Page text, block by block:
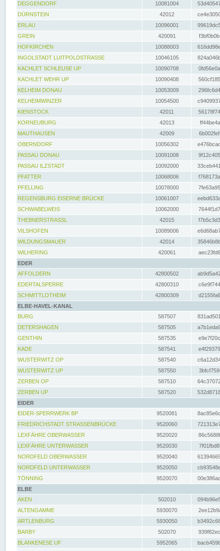
DEGGENDORF
10081004
DÜRNSTEIN
42012
ERLAU
10096001
GREIN
420091
HOFKIRCHEN
10088003
INGOLSTADT LUITPOLDSTRASSE
10046105
KACHLET SCHLEUSE UP
10090708
KACHLET WEHR UP
10090408
KELHEIM DONAU
10053009
KELHEIMWINZER
10054500
KIENSTOCK
42011
KORNEUBURG
42013
MAUTHAUSEN
42009
OBERNDORF
10056302
PASSAU DONAU
10091008
PASSAU ILZSTADT
10092000
PFATTER
10068006
PFELLING
10078000
REGENSBURG EISERNE BRÜCKE
10061007
SCHWABELWEIS
10062000
THEBNERSTRASSL
42015
VILSHOFEN
10089006
WILDUNGSMAUER
42014
WILHERING
420061
EDER
AFFOLDERN
42800502
EDERTALSPERRE
42800310
SCHMITTLOTHEIM
42800309
ELBE-HAVEL-KANAL
BURG
587507
DETERSHAGEN
587505
GENTHIN
587535
KADE
587541
WUSTERWITZ OP
587540
WUSTERWITZ UP
587550
ZERBEN OP
587510
ZERBEN UP
587520
EIDER
EIDER-SPERRWERK BP
9520081
FRIEDRICHSTADT STRASSENBRÜCKE
9520060
LEXFÄHRE OBERWASSER
9520020
LEXFÄHRE UNTERWASSER
9520030
NORDFELD OBERWASSER
9520040
NORDFELD UNTERWASSER
9520050
TÖNNING
9520070
ELBE
AKEN
502010
ALTENGAMME
5930070
ARTLENBURG
5930050
BARBY
502070
BLANKENESE UF
5952065